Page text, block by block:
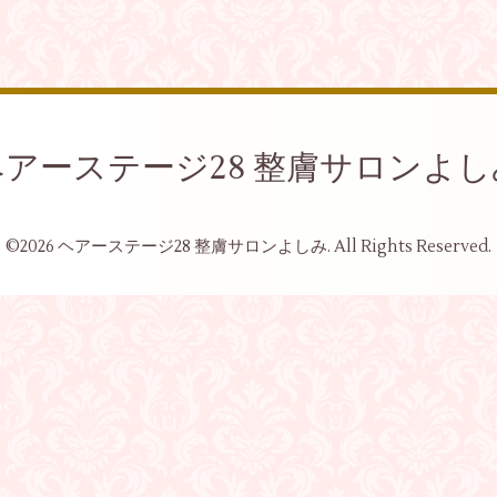
ーステージ28 整膚サロンよ
©2026 ヘアーステージ28 整膚サロンよしみ. All Rights Reserved.